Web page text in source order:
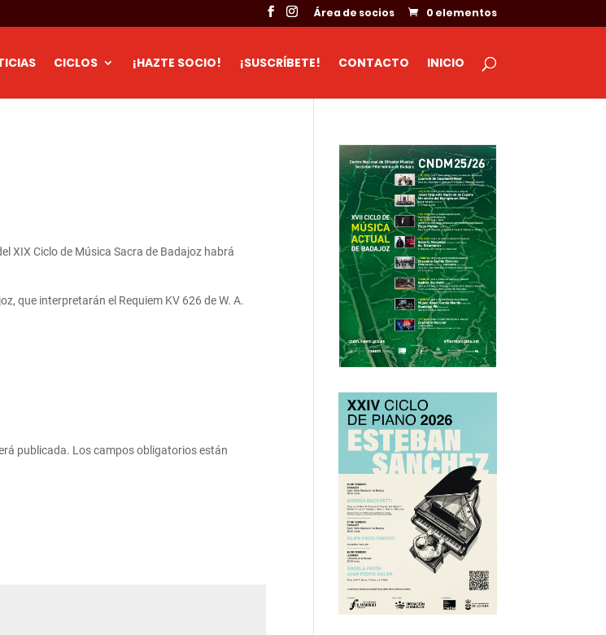
Área de socios 0 elementos
CICLOS ¡HAZTE SOCIO! ¡SUSCRÍBETE! CONTACTO INICIO
XIX Ciclo de Música Sacra de Badajoz habrá
que interpretarán el Requiem KV 626 de W. A.
publicada. Los campos obligatorios están